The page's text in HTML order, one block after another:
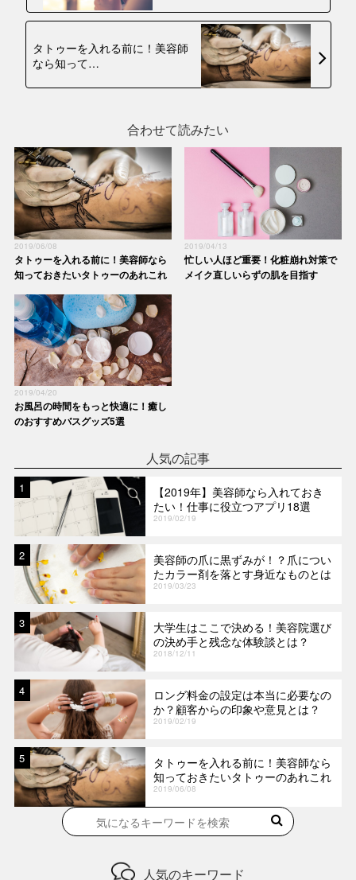
タトゥーを入れる前に！美容師
なら知って…
合わせて読みたい
2019/06/08
タトゥーを入れる前に！美容師なら
知っておきたいタトゥーのあれこれ
2019/04/13
忙しい人ほど重要！化粧崩れ対策で
メイク直しいらずの肌を目指す
2019/04/20
お風呂の時間をもっと快適に！癒し
のおすすめバスグッズ5選
人気の記事
1
【2019年】美容師なら入れておき
たい！仕事に役立つアプリ18選
2019/02/19
2
美容師の爪に黒ずみが！？爪につい
たカラー剤を落とす身近なものとは
2019/03/23
3
大学生はここで決める！美容院選び
の決め手と残念な体験談とは？
2018/12/11
4
ロング料金の設定は本当に必要なの
か？顧客からの印象や意見とは？
2019/02/19
5
タトゥーを入れる前に！美容師なら
知っておきたいタトゥーのあれこれ
2019/06/08
人気のキーワード